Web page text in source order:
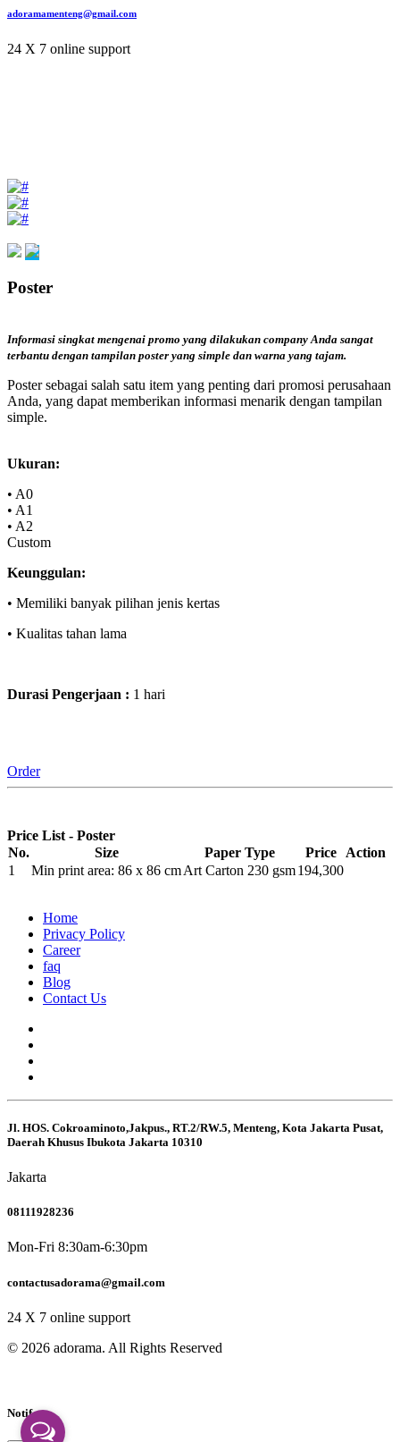
adoramamenteng@gmail.com
24 X 7 online support
Poster
Informasi singkat mengenai promo yang dilakukan company Anda sangat
terbantu dengan tampilan poster yang simple dan warna yang tajam.
Poster sebagai salah satu item yang penting dari promosi perusahaan
Anda, yang dapat memberikan informasi menarik dengan tampilan
simple.
Ukuran:
• A0
• A1
• A2
Custom
Keunggulan:
• Memiliki banyak pilihan jenis kertas
• Kualitas tahan lama
Durasi Pengerjaan : 1 hari
Order
Price List - Poster
No.
Size Paper Type Price
Action
1
Min print area: 86 x 86 cmArt Carton 230 gsm194,300
Home
Privacy Policy
Career
faq
Blog
Contact Us
Jl. HOS. Cokroaminoto,Jakpus., RT.2/RW.5, Menteng, Kota Jakarta Pusat,
Daerah Khusus Ibukota Jakarta 10310
Jakarta
08111928236
Mon-Fri 8:30am-6:30pm
contactusadorama@gmail.com
24 X 7 online support
© 2026 adorama. All Rights Reserved
Notif